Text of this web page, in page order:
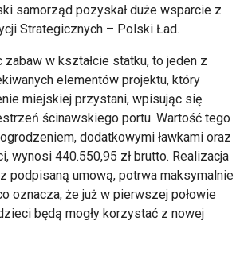
samorząd pozyskał duże wsparcie z
Strategicznych – Polski Ład.
zabaw w kształcie statku, to jeden z
elementów projektu, który
miejskiej przystani, wpisując się
ścinawskiego portu. Wartość tego
dodatkowymi ławkami oraz
wynosi 440.550,95 zł brutto. Realizacja
podpisaną umową, potrwa maksymalnie
oznacza, że już w pierwszej połowie
będą mogły korzystać z nowej